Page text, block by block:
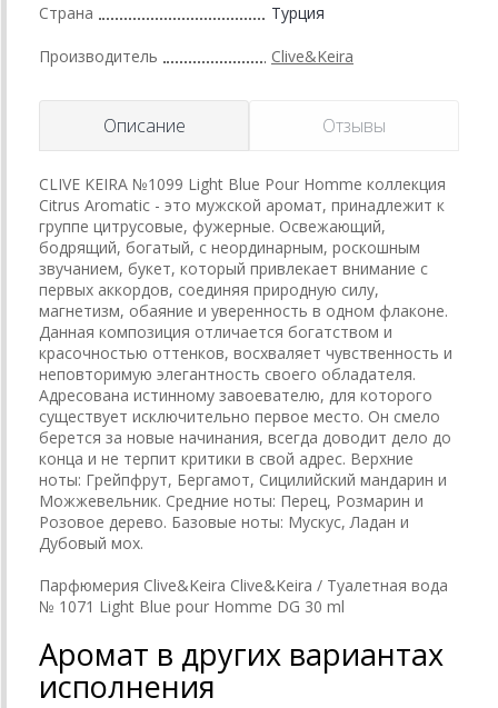
Страна Турция
Производитель Clive&Keira
Описание Отзывы
CLIVE KEIRA №1099 Light Blue Pour Homme коллекция
Citrus Aromatic - это мужской аромат, принадлежит к
группе цитрусовые, фужерные. Освежающий,
бодрящий, богатый, с неординарным, роскошным
звучанием, букет, который привлекает внимание с
первых аккордов, соединяя природную силу,
магнетизм, обаяние и уверенность в одном флаконе.
Данная композиция отличается богатством и
красочностью оттенков, восхваляет чувственность и
неповторимую элегантность своего обладателя.
Адресована истинному завоевателю, для которого
существует исключительно первое место. Он смело
берется за новые начинания, всегда доводит дело до
конца и не терпит критики в свой адрес. Верхние
ноты: Грейпфрут, Бергамот, Сицилийский мандарин и
Можжевельник. Средние ноты: Перец, Розмарин и
Розовое дерево. Базовые ноты: Мускус, Ладан и
Дубовый мох.
Парфюмерия Clive&Keira Clive&Keira / Туалетная вода
№ 1071 Light Blue pour Homme DG 30 ml
Аромат в других вариантах
исполнения